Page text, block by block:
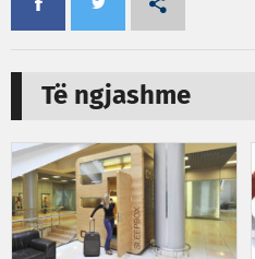
Të ngjashme